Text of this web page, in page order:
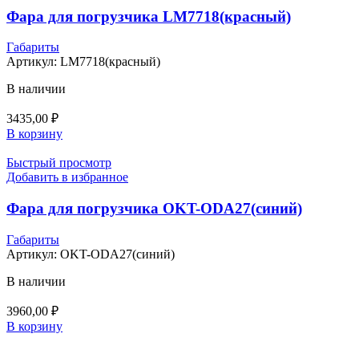
Фара для погрузчика LM7718(красный)
Габариты
Артикул: LM7718(красный)
В наличии
3435,00 ₽
В корзину
Быстрый просмотр
Добавить в избранное
Фара для погрузчика OKT-ODA27(синий)
Габариты
Артикул: OKT-ODA27(синий)
В наличии
3960,00 ₽
В корзину